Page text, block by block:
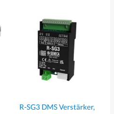
R-SG3 DMS Verstärker,